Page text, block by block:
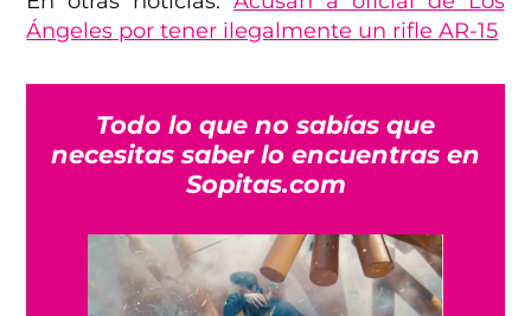
Ángeles por tener ilegalmente un rifle AR-15
Todo lo que no sabías que
necesitas saber lo encuentras en
Sopitas.com